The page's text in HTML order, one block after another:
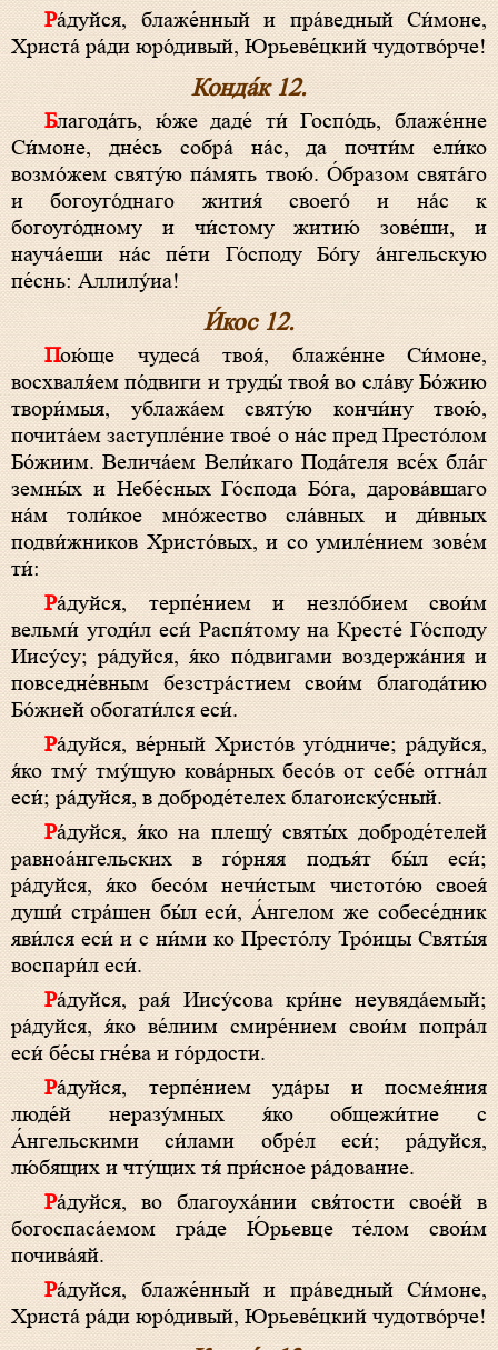
Ра́дуйся, блаже́нный и пра́ведный Си́моне,
Христа́ ра́ди юро́дивый, Юрьеве́цкий чудотво́рче!
Конда́к 12.
Благода́ть, ю́же даде́ ти́ Госпо́дь, блаже́нне
Си́моне, дне́сь собра́ на́с, да почти́м ели́ко
возмо́жем святу́ю па́мять твою́. О́бразом свята́го
и богоуго́днаго жития́ своего́ и на́с к
богоуго́дному и чи́стому житию́ зове́ши, и
науча́еши на́с пе́ти Го́споду Бо́гу а́нгельскую
пе́снь: Аллилу́иа!
И́кос 12.
Пою́ще чудеса́ твоя́, блаже́нне Си́моне,
восхваля́ем по́двиги и труды́ твоя́ во сла́ву Бо́жию
твори́мыя, ублажа́ем святу́ю кончи́ну твою́,
почита́ем заступле́ние твое́ о на́с пред Престо́лом
Бо́жиим. Велича́ем Вели́каго Пода́теля все́х бла́г
земны́х и Небе́сных Го́спода Бо́га, дарова́вшаго
на́м толи́кое мно́жество сла́вных и ди́вных
подви́жников Христо́вых, и со умиле́нием зове́м
ти́:
Ра́дуйся, терпе́нием и незло́бием свои́м
вельми́ угоди́л еси́ Распя́тому на Кресте́ Го́споду
Иису́су; ра́дуйся, я́ко по́двигами воздержа́ния и
повседне́вным безстра́стием свои́м благода́тию
Бо́жией обогати́лся еси́.
Ра́дуйся, ве́рный Христо́в уго́дниче; ра́дуйся,
я́ко тму́ тму́щую кова́рных бесо́в от себе́ отгна́л
еси́; ра́дуйся, в доброде́телех благоиску́сный.
Ра́дуйся, я́ко на плещу́ святы́х доброде́телей
равноа́нгельских в го́рняя подъя́т бы́л еси́;
ра́дуйся, я́ко бесо́м нечи́стым чистото́ю своея́
души́ стра́шен бы́л еси́, А́нгелом же собесе́дник
яви́лся еси́ и с ни́ми ко Престо́лу Тро́ицы Святы́я
воспари́л еси́.
Ра́дуйся, рая́ Иису́сова кри́не неувяда́емый;
ра́дуйся, я́ко ве́лиим смире́нием свои́м попра́л
еси́ бе́сы гне́ва и го́рдости.
Ра́дуйся, терпе́нием уда́ры и посмея́ния
люде́й неразу́мных я́ко общежи́тие с
А́нгельскими си́лами обре́л еси́; ра́дуйся,
лю́бящих и чту́щих тя́ при́сное ра́дование.
Ра́дуйся, во благоуха́нии свя́тости свое́й в
богоспаса́емом гра́де Ю́рьевце те́лом свои́м
почива́яй.
Ра́дуйся, блаже́нный и пра́ведный Си́моне,
Христа́ ра́ди юро́дивый, Юрьеве́цкий чудотво́рче!